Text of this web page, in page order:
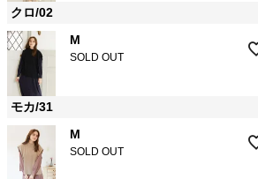
クロ/02
M
SOLD OUT
モカ/31
M
SOLD OUT